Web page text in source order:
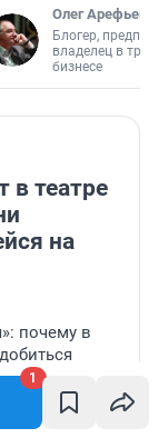
1
Олег Арефьев
Блогер,
владелец в
бизнесе
в театре
на
почему в